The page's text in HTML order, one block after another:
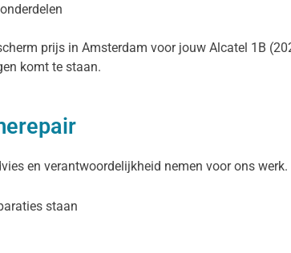
prijs in Amsterdam voor jouw Alcatel 1B
komt te staan.
en verantwoordelijkheid nemen voor ons
staan